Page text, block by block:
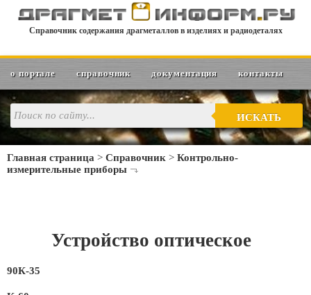
Справочник содержания драгметаллов в изделиях и радиодеталях
о портале справочник документация контакты
ИСКАТЬ
Главная страница > Справочник > Контрольно-
измерительные приборы
Устройство оптическое
90К-35